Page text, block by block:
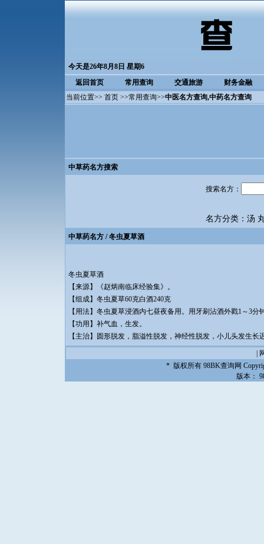
今天是26年8月8日 星期6
返回首页
常用查询 交通旅游
财务金融
当前位置>> 首页 >>常用查询>>中医名方查询,中药名方查询
中草药名方搜索
搜索名方：
名方分类： 汤
中草药名方 / 冬虫夏草酒
冬虫夏草酒
【来源】《赵炳南临床经验集》。
【组成】冬虫夏草60克白酒240克
【用法】冬虫夏草浸酒内七昼夜备用。用牙刷沾酒外戳1～3分
【功用】补气血，生发。
【主治】圆形脱发，脂溢性脱发，神经性脱发，小儿头发生长
* 版权所有 98BK查询网
版本：